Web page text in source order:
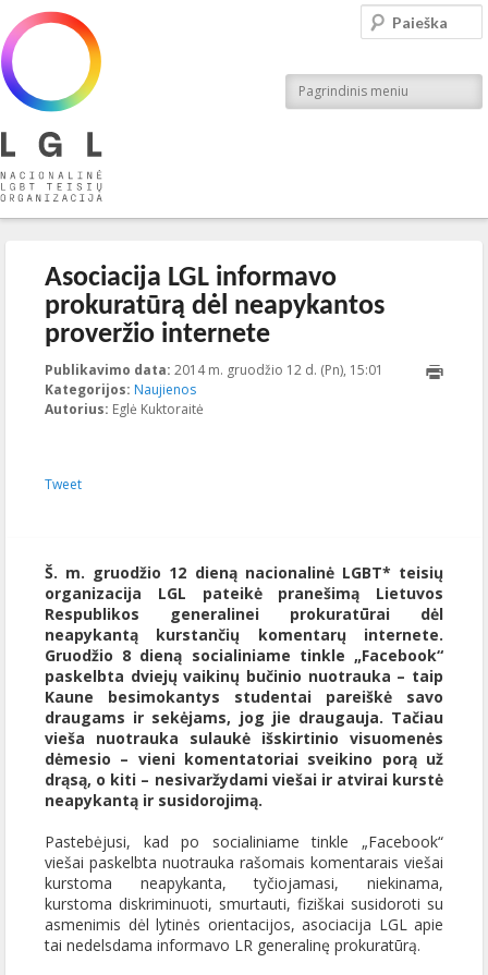
Nacionalinė LGBT teisių organizacija
Pagrindinis meniu
Paieška
Asociacija LGL informavo
prokuratūrą dėl neapykantos
proveržio internete
Publikavimo data: 2014 m. gruodžio 12 d. (Pn), 15:01
2023-10-
Kategorijos: Naujienos
Autorius: Eglė Kuktoraitė
Tweet
Š. m. gruodžio 12 dieną nacionalinė LGBT* teisių
organizacija LGL pateikė pranešimą Lietuvos
Respublikos generalinei prokuratūrai dėl
neapykantą kurstančių komentarų internete.
Gruodžio 8 dieną socialiniame tinkle „Facebook“
paskelbta dviejų vaikinų bučinio nuotrauka – taip
Kaune besimokantys studentai pareiškė savo
draugams ir sekėjams, jog jie draugauja. Tačiau
vieša nuotrauka sulaukė išskirtinio visuomenės
dėmesio – vieni komentatoriai sveikino porą už
drąsą, o kiti – nesivaržydami viešai ir atvirai kurstė
neapykantą ir susidorojimą.
Pastebėjusi, kad po socialiniame tinkle „Facebook“
viešai paskelbta nuotrauka rašomais komentarais viešai
kurstoma neapykanta, tyčiojamasi, niekinama,
kurstoma diskriminuoti, smurtauti, fiziškai susidoroti su
asmenimis dėl lytinės orientacijos, asociacija LGL apie
tai nedelsdama informavo LR generalinę prokuratūrą.